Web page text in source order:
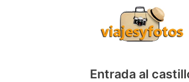
Entrada al